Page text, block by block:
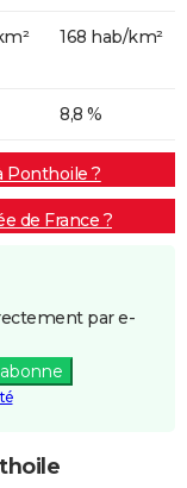
168 hab/km²
8,8 %
Ponthoile ?
de France ?
par e-